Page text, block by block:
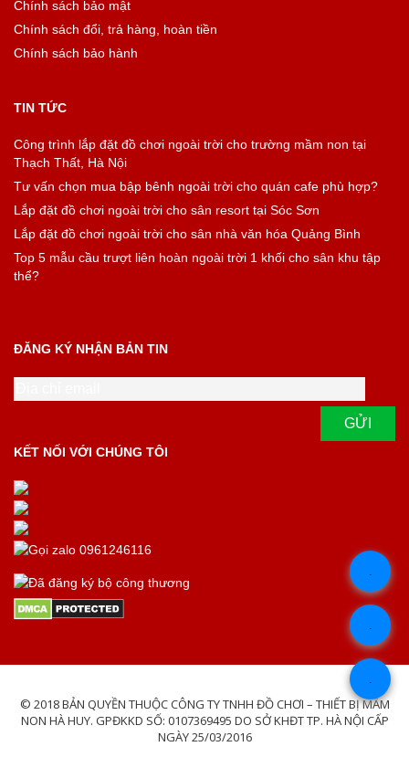
Chính sách bảo mật
Chính sách đổi, trả hàng, hoàn tiền
Chính sách bảo hành
TIN TỨC
Công trình lắp đặt đồ chơi ngoài trời cho trường mầm non tại
Thạch Thất, Hà Nội
Tư vấn chọn mua bập bênh ngoài trời cho quán cafe phù hợp?
Lắp đặt đồ chơi ngoài trời cho sân resort tại Sóc Sơn
Lắp đặt đồ chơi ngoài trời cho sân nhà văn hóa Quảng Bình
Top 5 mẫu cầu trượt liên hoàn ngoài trời 1 khối cho sân khu tập
thể?
ĐĂNG KÝ NHẬN BẢN TIN
KẾT NỐI VỚI CHÚNG TÔI
© 2018 BẢN QUYỀN THUỘC CÔNG TY TNHH ĐỒ CHƠI – THIẾT BỊ MẦM
NON HÀ HUY. GPĐKKD SỐ: 0107369495 DO SỞ KHĐT TP. HÀ NỘI CẤP
NGÀY 25/03/2016
.
.
.